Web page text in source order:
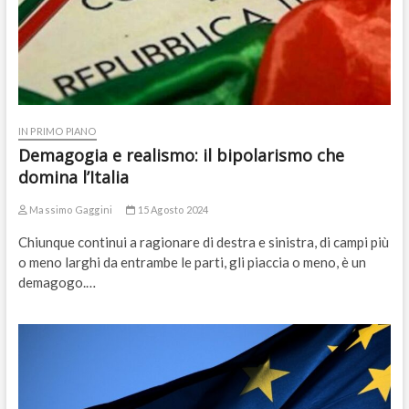
IN PRIMO PIANO
Demagogia e realismo: il bipolarismo che
domina l’Italia
Massimo Gaggini 15 Agosto 2024
Chiunque continui a ragionare di destra e sinistra, di campi più
o meno larghi da entrambe le parti, gli piaccia o meno, è un
demagogo.…